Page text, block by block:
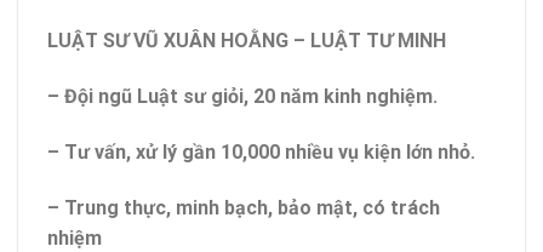
LUẬT SƯ VŨ XUÂN HOẰNG – LUẬT TƯ MINH
– Đội ngũ Luật sư giỏi, 20 năm kinh nghiệm.
– Tư vấn, xử lý gần 10,000 nhiều vụ kiện lớn nhỏ.
– Trung thực, minh bạch, bảo mật, có trách
nhiệm